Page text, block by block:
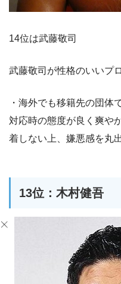
14位は武藤敬司
武藤敬司が性格のいいプ
・海外でも移籍先の団体
対応時の態度が良く爽や
着しない上、嫌悪感を丸
13位：木村健吾